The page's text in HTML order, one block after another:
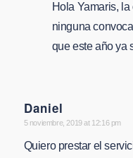
Hola Yamaris,
ninguna
que este año ya
Daniel
says:
5 noviembre, 2019 at 12:16 pm
Quiero prestar el